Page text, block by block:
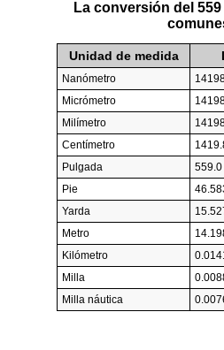
La conversión del
Unidad de medida
Nanómetro
Micrómetro
Milímetro
Centímetro
Pulgada
559.0
Pie
Yarda
Metro
Kilómetro
Milla
Milla náutica